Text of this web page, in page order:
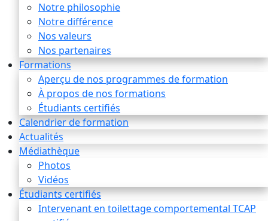
Notre philosophie
Notre différence
Nos valeurs
Nos partenaires
Formations
Aperçu de nos programmes de formation
À propos de nos formations
Étudiants certifiés
Calendrier de formation
Actualités
Médiathèque
Photos
Vidéos
Étudiants certifiés
Intervenant en toilettage comportemental TCAP